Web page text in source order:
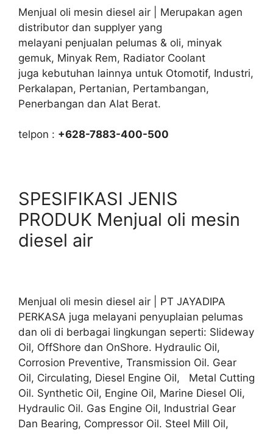
Menjual oli mesin diesel air | Merupakan agen
distributor dan supplyer yang
melayani penjualan pelumas & oli, minyak
gemuk, Minyak Rem, Radiator Coolant
juga kebutuhan lainnya untuk Otomotif, Industri,
Perkalapan, Pertanian, Pertambangan,
Penerbangan dan Alat Berat.
telpon : +628-7883-400-500
SPESIFIKASI JENIS
PRODUK Menjual oli mesin
diesel air
Menjual oli mesin diesel air | PT JAYADIPA
PERKASA juga melayani penyuplaian pelumas
dan oli di berbagai lingkungan seperti: Slideway
Oil, OffShore dan OnShore. Hydraulic Oil,
Corrosion Preventive, Transmission Oil. Gear
Oil, Circulating, Diesel Engine Oil, Metal Cutting
Oil. Synthetic Oil, Engine Oil, Marine Diesel Oli,
Hydraulic Oil. Gas Engine Oil, Industrial Gear
Dan Bearing, Compressor Oil. Steel Mill Oil,